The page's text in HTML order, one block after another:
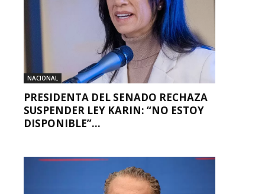
NACIONAL
PRESIDENTA DEL SENADO RECHAZA
SUSPENDER LEY KARIN: “NO ESTOY
DISPONIBLE”...